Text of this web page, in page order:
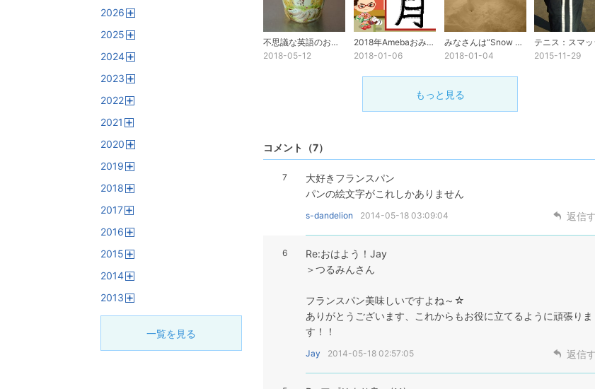
不思議な英語のお菓子
2018-05-12
2018年Amebaおみくじ
2018-01-06
みなさんは“Snow Angel”を見た事ありますか？
2018-01-04
2015-11-29
もっと見る
コメント （7）
7
大好きフランスパン
パンの絵文字がこれしかありません
s-dandelion 2014-05-18 03:09:04 返信
6
Re:おはよう！Jay
＞つるみんさん
フランスパン美味しいですよね～☆
ありがとうございます、これからもお役に立てるように頑張りま
す！！
Jay 2014-05-18 02:57:05 返信
2026
2025
2024
2023
2022
2021
2020
2019
2018
2017
2016
2015
2014
2013
一覧を見る